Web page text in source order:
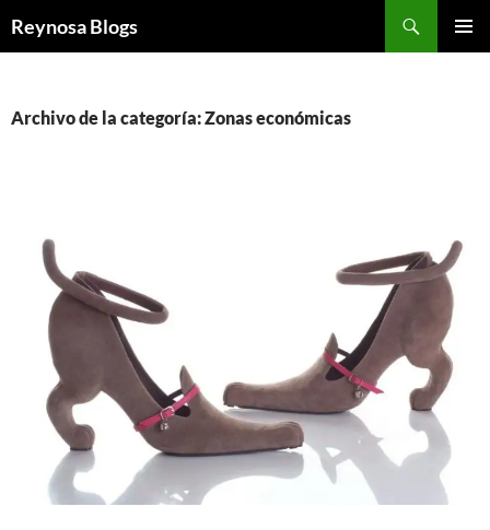
Reynosa Blogs
Archivo de la categoría: Zonas económicas